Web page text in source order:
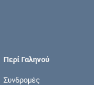
Περί Γαληνού
Συνδρομές